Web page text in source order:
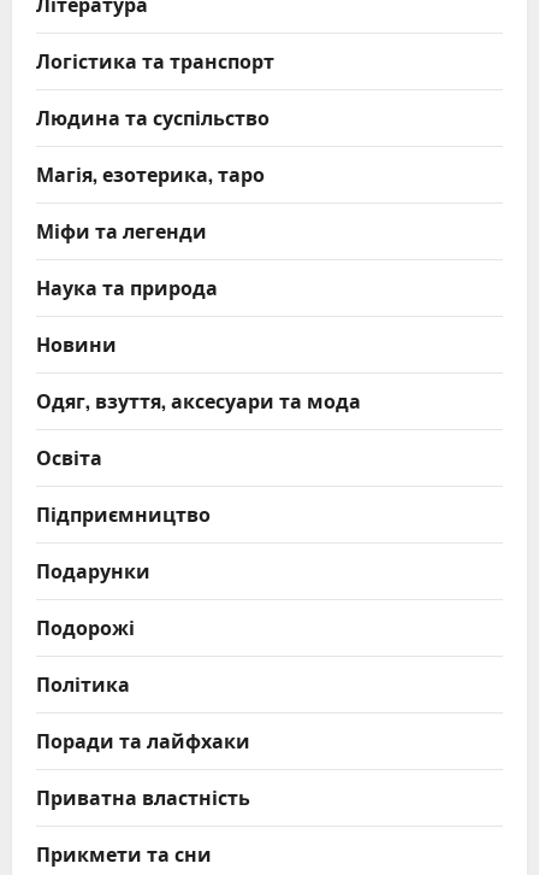
Логістика та транспорт
Людина та суспільство
Магія, езотерика, таро
Міфи та легенди
Наука та природа
Новини
Одяг, взуття, аксесуари та мода
Освіта
Підприємництво
Подарунки
Подорожі
Політика
Поради та лайфхаки
Приватна властність
Прикмети та сни